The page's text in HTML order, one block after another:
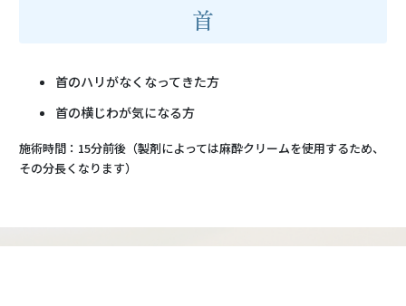
首
首のハリがなくなってきた方
首の横じわが気になる方
施術時間：15分前後（製剤によっては麻酔クリームを使用するため、
その分長くなります）